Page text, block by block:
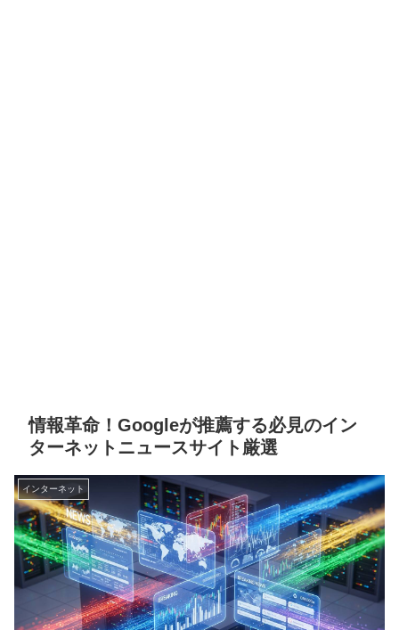
情報革命！Googleが推薦する必見のイン
ターネットニュースサイト厳選
インターネット